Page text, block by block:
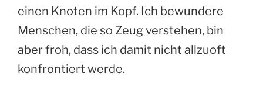
einen Knoten im Kopf. Ich bewundere
Menschen, die so Zeug verstehen, bin
aber froh, dass ich damit nicht allzuoft
konfrontiert werde.